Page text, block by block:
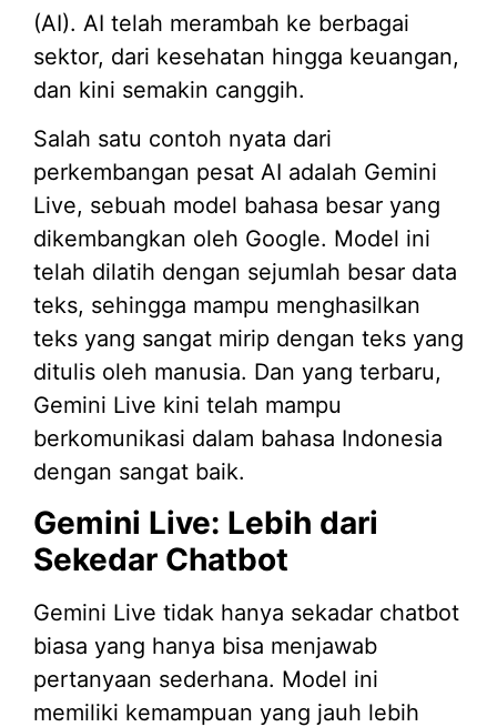
(AI). AI telah merambah ke berbagai
sektor, dari kesehatan hingga keuangan,
dan kini semakin canggih.
Salah satu contoh nyata dari
perkembangan pesat AI adalah Gemini
Live, sebuah model bahasa besar yang
dikembangkan oleh Google. Model ini
telah dilatih dengan sejumlah besar data
teks, sehingga mampu menghasilkan
teks yang sangat mirip dengan teks yang
ditulis oleh manusia. Dan yang terbaru,
Gemini Live kini telah mampu
berkomunikasi dalam bahasa Indonesia
dengan sangat baik.
Gemini Live: Lebih dari
Sekedar Chatbot
Gemini Live tidak hanya sekadar chatbot
biasa yang hanya bisa menjawab
pertanyaan sederhana. Model ini
memiliki kemampuan yang jauh lebih